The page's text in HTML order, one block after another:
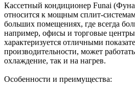
Кассетный кондиционер Funai
относится к мощным сплит-
больших помещениях, где всегда
например, офисы и торговые
характеризуется отличными
производительности, может
охлаждение, так и на нагрев.
Особенности и преимущества: